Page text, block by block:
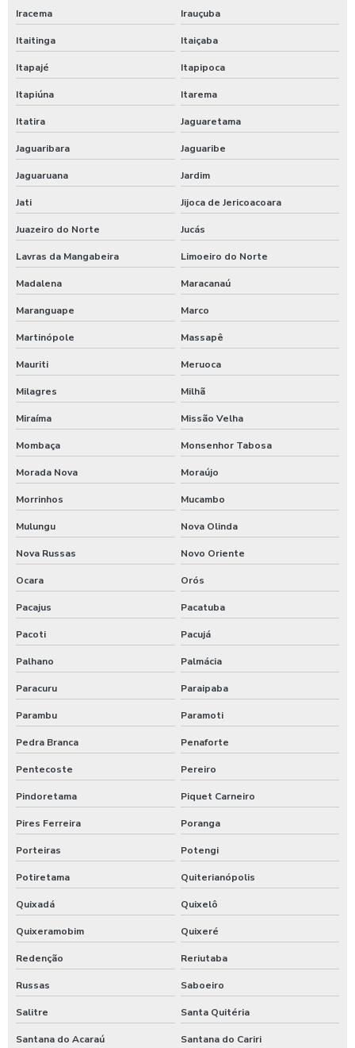
Empresa de terraplanagem rn
Empresa de terraplenagem em piauí
Empresa de topografia rio grande do norte
Empresas de terraplanagem em minas gerais
Serviço de terraplenagem em minas gerais
Serviços de terraplanagem em natal
Empresa de escavação em pernambuco
Empresa de escavação no ceará
Empresa de terraplanagem em pernambuco
Empresa de terraplanagem no nordeste
Empresa terraplanagem em alagoas
Empresa terraplanagem em sergipe
Preço de terraplanagem no ceará
Terraplanagem em pernambuco
Terraplanagem no piauí
Terraplanagem para projetos de grande escala
Iracema Irauçuba
Itaitinga Itaiçaba
Itapajé Itapipoca
Itapiúna Itarema
Itatira Jaguaretama
Jaguaribara Jaguaribe
Jaguaruana Jardim
Jati Jijoca de Jericoacoara
Juazeiro do Norte Jucás
Lavras da Mangabeira Limoeiro do Norte
Madalena Maracanaú
Maranguape Marco
Martinópole Massapê
Mauriti Meruoca
Milagres Milhã
Miraíma Missão Velha
Mombaça Monsenhor Tabosa
Morada Nova Moraújo
Morrinhos Mucambo
Mulungu Nova Olinda
Nova Russas Novo Oriente
Ocara Orós
Pacajus Pacatuba
Pacoti Pacujá
Palhano Palmácia
Paracuru Paraipaba
Parambu Paramoti
Pedra Branca Penaforte
Pentecoste Pereiro
Pindoretama Piquet Carneiro
Pires Ferreira Poranga
Porteiras Potengi
Potiretama Quiterianópolis
Quixadá Quixelô
Quixeramobim Quixeré
Redenção Reriutaba
Russas Saboeiro
Salitre Santa Quitéria
Santana do Acaraú Santana do Cariri